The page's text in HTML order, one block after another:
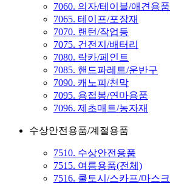
7060. 의자/테이블/애견용품
7065. 테이프/포장재
7070. 랜턴/작업등
7075. 건전지/배터리
7080. 락카/페인트
7085. 핸드파레트/운반구
7090. 캐노피/천막
7095. 용접봉/연마용품
7096. 제초매트/농자재
수상안전용품/계절용품
7510. 수상안전용품
7515. 여름용품(전체)
7516. 쿨토시/스카프/마스크